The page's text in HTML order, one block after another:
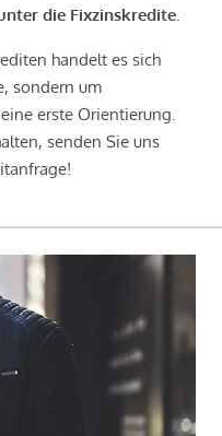
die Fixzinskredite
handelt es sich
sondern um
erste Orientierung.
senden Sie uns